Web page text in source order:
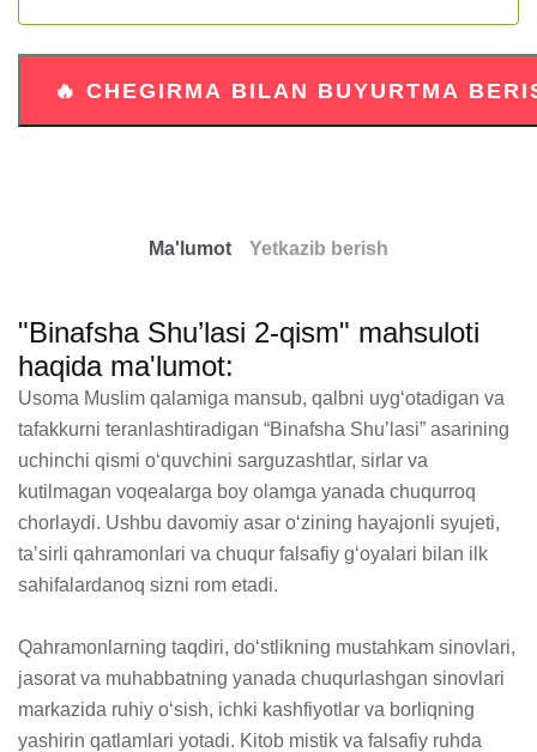
Ma'lumot Yetkazib berish
"Binafsha Shu’lasi 2-qism" mahsuloti
haqida ma'lumot:
Usoma Muslim qalamiga mansub, qalbni uygʻotadigan va
tafakkurni teranlashtiradigan “Binafsha Shu’lasi” asarining
uchinchi qismi oʻquvchini sarguzashtlar, sirlar va
kutilmagan voqealarga boy olamga yanada chuqurroq
chorlaydi. Ushbu davomiy asar oʻzining hayajonli syujeti,
ta’sirli qahramonlari va chuqur falsafiy gʻoyalari bilan ilk
sahifalardanoq sizni rom etadi.
Qahramonlarning taqdiri, doʻstlikning mustahkam sinovlari,
jasorat va muhabbatning yanada chuqurlashgan sinovlari
markazida ruhiy oʻsish, ichki kashfiyotlar va borliqning
yashirin qatlamlari yotadi. Kitob mistik va falsafiy ruhda